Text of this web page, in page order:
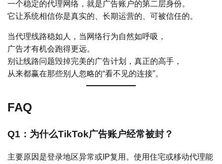
一个稳定的代理网络，就是广告账户的第二层身份。
它让系统相信你是真实的、长期运营的、可被信任的。
当代理线路稳如人，当网络行为自然如呼吸，
广告才有机会跑得更远。
别让线路问题毁掉完美的广告计划，真正的高手，
从来都赢在那些别人忽略的“看不见的连接”。
FAQ
Q1：为什么TikTok广告账户经常被封？
主要原因是登录地区异常或IP复用。使用住宅或移动代理能